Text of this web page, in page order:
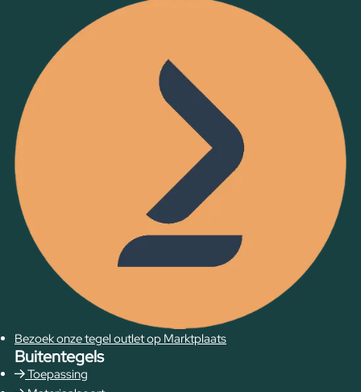
Bezoek onze tegel outlet op Marktplaats
Buitentegels
Toepassing